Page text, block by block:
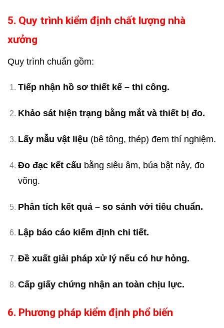
5. Quy trình kiểm định chất lượng nhà
xưởng
Quy trình chuẩn gồm:
Tiếp nhận hồ sơ thiết kế – thi công.
Khảo sát hiện trạng bằng mắt và thiết bị đo.
Lấy mẫu vật liệu (bê tông, thép) đem thí nghiệm.
Đo đạc kết cấu bằng siêu âm, búa bật nảy, đo
võng.
Phân tích kết quả – so sánh với tiêu chuẩn.
Lập báo cáo kiểm định chi tiết.
Đề xuất giải pháp xử lý nếu có hư hỏng.
Cấp giấy chứng nhận an toàn chịu lực.
6. Phương pháp kiểm định phổ biến